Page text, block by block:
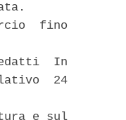
fino
In
24
e sul